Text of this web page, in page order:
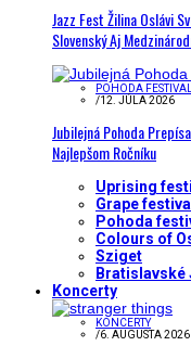
Jazz Fest Žilina Oslávi
Slovenský Aj
POHODA FESTIVAL
/12. JÚLA 2026
Jubilejná Pohoda
Najlepšom Ročníku
Uprising
Grape festival
Pohoda
Colours of
Sziget
Bratislavské
Koncerty
KONCERTY
/6. AUGUSTA 2026